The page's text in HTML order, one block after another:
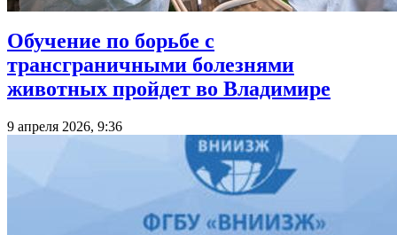
Обучение по борьбе с
трансграничными болезнями
животных пройдет во Владимире
9 апреля 2026, 9:36